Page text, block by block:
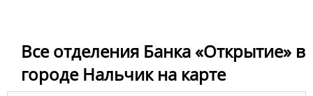
Все отделения Банка «Открытие» в
городе Нальчик на карте